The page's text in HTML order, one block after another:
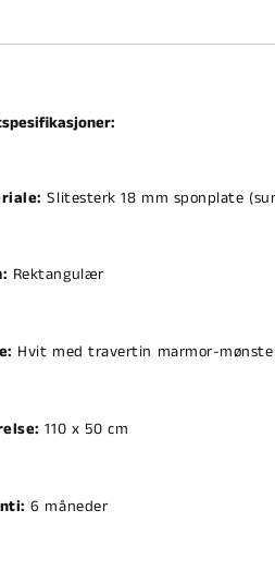
Slitesterk 18 mm sponplate
Rektangulær
Hvit med travertin marmor-
110 x 50 cm
6 måneder